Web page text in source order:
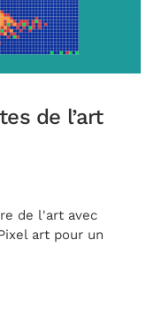
de l’art
de l'art avec
art pour un